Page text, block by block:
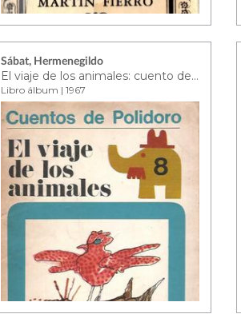
Sábat, Hermenegildo
El viaje de los animales: cuento de Polonia
Libro álbum | 1967